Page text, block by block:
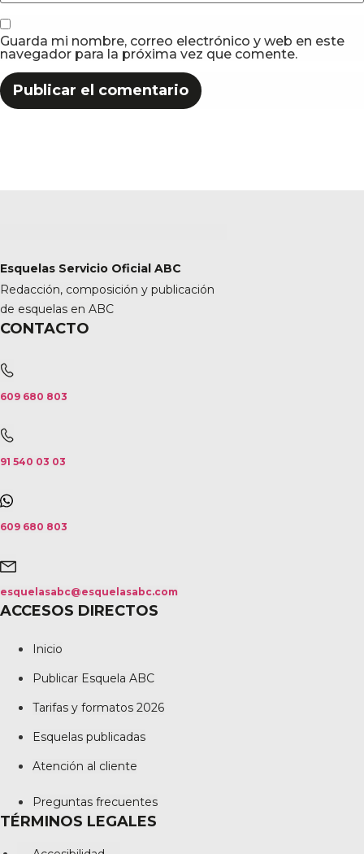
Guarda mi nombre, correo electrónico y web en este
navegador para la próxima vez que comente.
Esquelas Servicio Oficial ABC
Redacción, composición y publicación
de esquelas en ABC
CONTACTO
609 680 803
91 540 03 03
609 680 803
esquelasabc@esquelasabc.com
ACCESOS DIRECTOS
Inicio
Publicar Esquela ABC
Tarifas y formatos 2026
Esquelas publicadas
Atención al cliente
Preguntas frecuentes
TÉRMINOS LEGALES